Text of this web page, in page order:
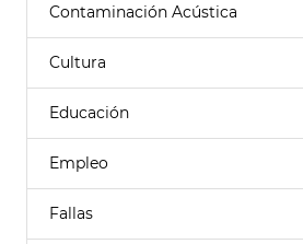
Contaminación Acústica
Cultura
Educación
Empleo
Fallas